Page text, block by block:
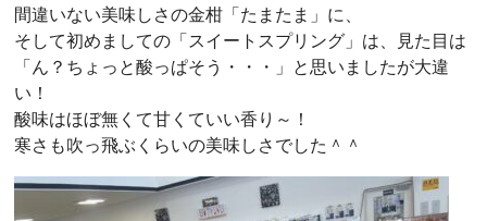
間違いない美味しさの金柑「たまたま」に、
そして初めましての「スイートスプリング」は、見た目は
「ん？ちょっと酸っぱそう・・・」と思いましたが大違
い！
酸味はほぼ無くて甘くていい香り～！
寒さも吹っ飛ぶくらいの美味しさでした＾＾